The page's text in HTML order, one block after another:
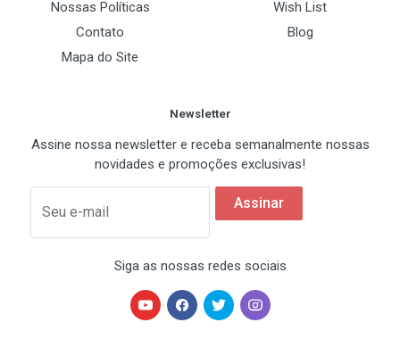
Nossas Políticas
Contato
Mapa do Site
Wish List
Blog
Newsletter
Assine nossa newsletter e receba semanalmente nossas
novidades e promoções exclusivas!
Seu e-mail
Assinar
Siga as nossas redes sociais